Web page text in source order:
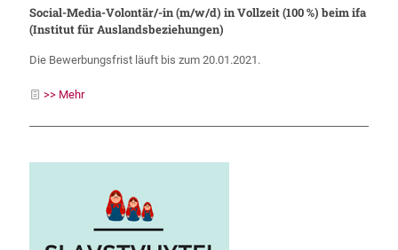
Social-Media-Volontär/-in (m/w/d) in Vollzeit (100 %) beim ifa
(Institut für Auslandsbeziehungen)
Die Bewerbungsfrist läuft bis zum 20.01.2021.
>> Mehr